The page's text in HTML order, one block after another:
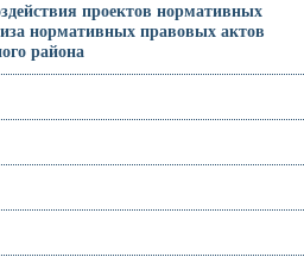
проектов нормативных
нормативных правовых актов
района